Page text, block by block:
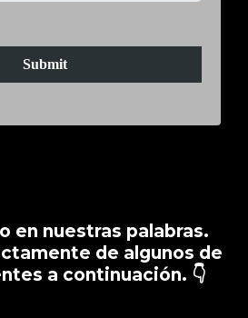
Submit
en nuestras palabras.
de algunos de
a continuación. 👇